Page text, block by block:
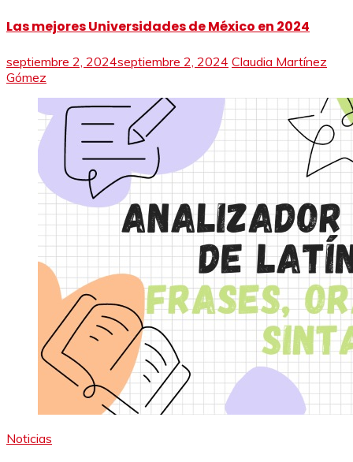
Las mejores Universidades de México en 2024
septiembre 2, 2024septiembre 2, 2024 Claudia Martínez
Gómez
Noticias